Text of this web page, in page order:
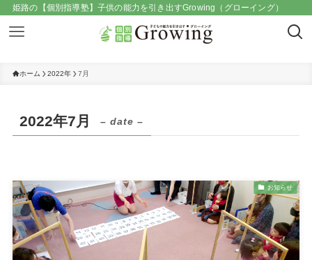
姫路の【個別指導塾】子供の能力を引き出すGrowing（グローイング）
ホーム 2022年 7月
2022年7月 – date –
お知らせ